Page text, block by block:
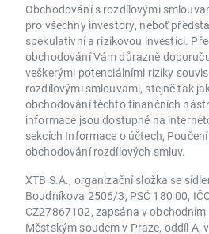
Obchodování s rozdílovými
pro všechny investory, neboť
spekulativní a rizikovou investici.
obchodování Vám důrazně
veškerými potenciálními riziky
rozdílovými smlouvami, stejně tak
obchodování těchto finančních
informace jsou dostupné na
sekcích Informace o účtech,
obchodování rozdílových smluv.
XTB S.A., organizační složka se
Boudníkova 2506/3, PSČ 180 00,
CZ27867102, zapsána v
Městským soudem v Praze, oddíl A,